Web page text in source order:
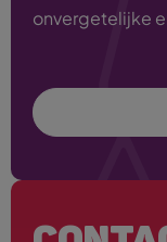
onvergetelijke